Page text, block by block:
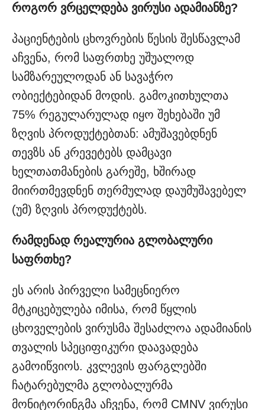
როგორ ვრცელდება ვირუსი ადამიანზე?
პაციენტების ცხოვრების წესის შესწავლამ
აჩვენა, რომ საფრთხე უშუალოდ
სამზარეულოდან ან სავაჭრო
ობიექტებიდან მოდის. გამოკითხულთა
75% რეგულარულად იყო შეხებაში უმ
ზღვის პროდუქტებთან: ამუშავებდნენ
თევზს ან კრევეტებს დამცავი
ხელთათმანების გარეშე, ხშირად
მიირთმევდნენ თერმულად დაუმუშავებელ
(უმ) ზღვის პროდუქტებს.
რამდენად რეალურია გლობალური
საფრთხე?
ეს არის პირველი სამეცნიერო
მტკიცებულება იმისა, რომ წყლის
ცხოველების ვირუსმა შესაძლოა ადამიანის
თვალის სპეციფიკური დაავადება
გამოიწვიოს. კვლევის ფარგლებში
ჩატარებულმა გლობალურმა
მონიტორინგმა აჩვენა, რომ CMNV ვირუსი